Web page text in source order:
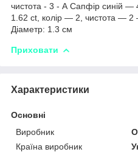
чистота - 3 - А Сапфір синій —
1.62 ct, колір — 2, чистота —
Діаметр: 1.3 см
Приховати
Характеристики
Основні
Виробник
Країна виробник